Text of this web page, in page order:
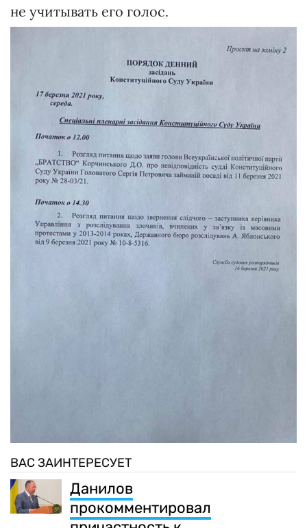
не учитывать его голос.
ВАС ЗАИНТЕРЕСУЕТ
Данилов
прокомментировал